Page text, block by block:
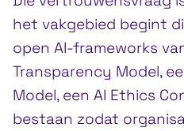
het vakgebied begint
open AI-frameworks
Transparency Model,
Model, een AI Ethics
bestaan zodat